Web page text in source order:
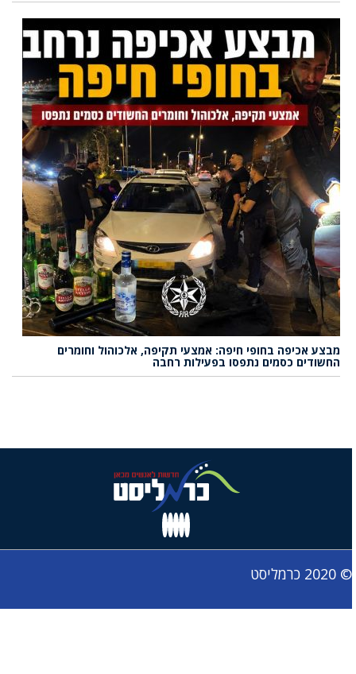
מבצע אכיפה בחופי חיפה: אמצעי תקיפה, אלכוהול וחומרים
החשודים כסמים נתפסו בפעילות רחבה
© 2020 כרמליסט